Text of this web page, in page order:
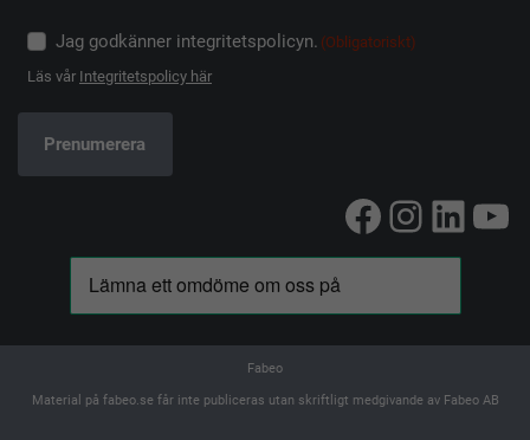
Jag godkänner integritetspolicyn. (Obligatoriskt)
Läs vår Integritetspolicy här
Facebook
Fabeo
Material på fabeo.se får inte publiceras utan skriftligt medgivande av Fabeo AB